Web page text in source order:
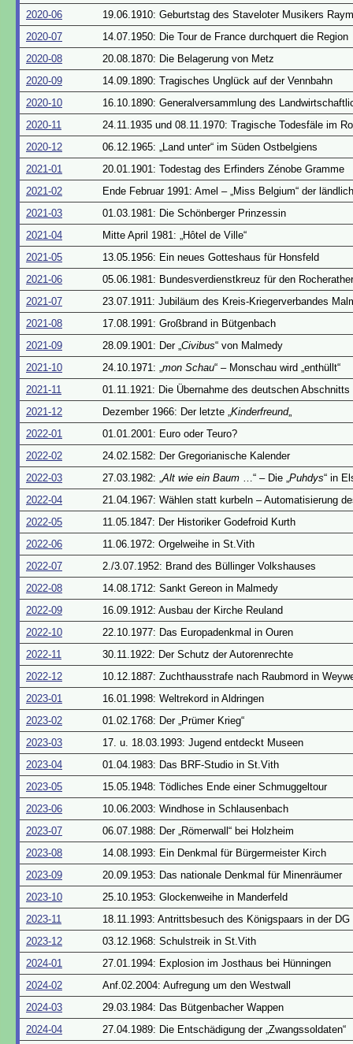
2020-06
19.06.1910: Geburtstag des Staveloter Musikers
2020-07
14.07.1950: Die Tour de France durchquert die Region
2020-08
20.08.1870: Die Belagerung von Metz
2020-09
14.09.1890: Tragisches Unglück auf der Vennbahn
2020-10
16.10.1890: Generalversammlung des
2020-11
24.11.1935 und 08.11.1970: Tragische Todesfäle im
2020-12
06.12.1965: „Land unter“ im Süden Ostbelgiens
2021-01
20.01.1901: Todestag des Erfinders Zénobe Gramme
2021-02
Ende Februar 1991: Amel – „Miss Belgium“ der
2021-03
01.03.1981: Die Schönberger Prinzessin
2021-04
Mitte April 1981: „Hôtel de Ville“
2021-05
13.05.1956: Ein neues Gotteshaus für Honsfeld
2021-06
05.06.1981: Bundesverdienstkreuz für den
2021-07
23.07.1911: Jubiläum des Kreis-Kriegerverbandes
2021-08
17.08.1991: Großbrand in Bütgenbach
2021-09
28.09.1901: Der „ Civibus“ von Malmedy
2021-10
24.10.1971: „ mon Schau“ – Monschau wird „enthüllt“
2021-11
01.11.1921: Die Übernahme des deutschen Abschnitts
2021-12
Dezember 1966: Der letzte „ Kinderfreund„
2022-01
01.01.2001: Euro oder Teuro?
2022-02
24.02.1582: Der Gregorianische Kalender
2022-03
27.03.1982: „ Alt wie ein Baum …“ – Die „ Puhdys“ in
2022-04
21.04.1967: Wählen statt kurbeln – Automatisierung
2022-05
11.05.1847: Der Historiker Godefroid Kurth
2022-06
11.06.1972: Orgelweihe in St.Vith
2022-07
2./3.07.1952: Brand des Büllinger Volkshauses
2022-08
14.08.1712: Sankt Gereon in Malmedy
2022-09
16.09.1912: Ausbau der Kirche Reuland
2022-10
22.10.1977: Das Europadenkmal in Ouren
2022-11
30.11.1922: Der Schutz der Autorenrechte
2022-12
10.12.1887: Zuchthausstrafe nach Raubmord in
2023-01
16.01.1998: Weltrekord in Aldringen
2023-02
01.02.1768: Der „Prümer Krieg“
2023-03
17. u. 18.03.1993: Jugend entdeckt Museen
2023-04
01.04.1983: Das BRF-Studio in St.Vith
2023-05
15.05.1948: Tödliches Ende einer Schmuggeltour
2023-06
10.06.2003: Windhose in Schlausenbach
2023-07
06.07.1988: Der „Römerwall“ bei Holzheim
2023-08
14.08.1993: Ein Denkmal für Bürgermeister Kirch
2023-09
20.09.1953: Das nationale Denkmal für Minenräumer
2023-10
25.10.1953: Glockenweihe in Manderfeld
2023-11
18.11.1993: Antrittsbesuch des Königspaars in der DG
2023-12
03.12.1968: Schulstreik in St.Vith
2024-01
27.01.1994: Explosion im Josthaus bei Hünningen
2024-02
Anf.02.2004: Aufregung um den Westwall
2024-03
29.03.1984: Das Bütgenbacher Wappen
2024-04
27.04.1989: Die Entschädigung der „Zwangssoldaten“